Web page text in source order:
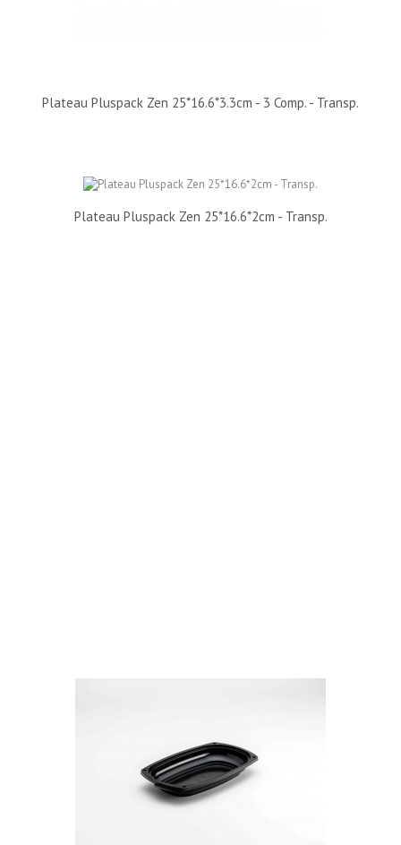
Plateau Pluspack Zen 25*16.6*3.3cm - 3 Comp. - Transp.
Plateau Pluspack Zen 25*16.6*2cm - Transp.